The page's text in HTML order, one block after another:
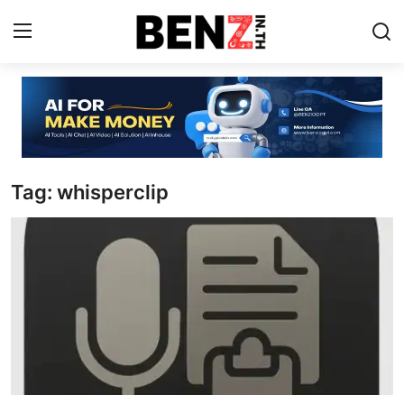
Home
Contact
AI Tools
ChatGPT Prompts
ThaiGPT Builder
คอร์สเรียน ChatGPT
Tag: whisperclip